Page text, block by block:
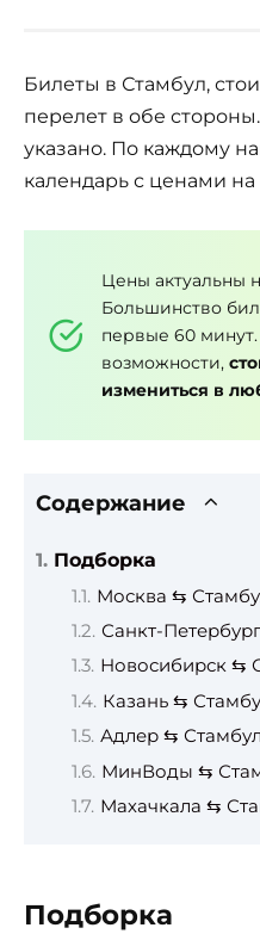
Билеты в Стамбул,
перелет в обе
указано. По каждому
календарь с ценами на
Цены актуальны
Большинство
первые 60
возможности,
измениться в
Содержание
Подборка
Москва ⇆
Санкт-
Новосибирск ⇆
Казань ⇆
Адлер ⇆ Стамбул
МинВоды ⇆
Махачкала ⇆
Подборка